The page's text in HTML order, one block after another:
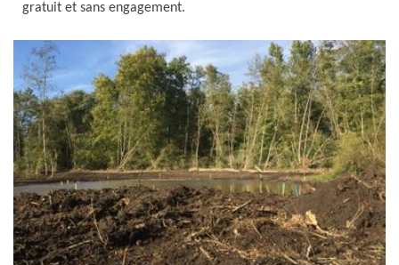
gratuit et sans engagement.